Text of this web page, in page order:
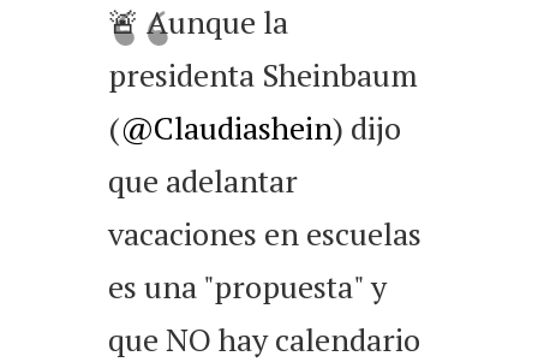
🚨 Aunque la
presidenta Sheinbaum
(@Claudiashein) dijo
que adelantar
vacaciones en escuelas
es una "propuesta" y
que NO hay calendario